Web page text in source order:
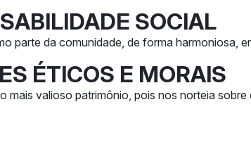
SOCIAL
parte da comunidade, de forma harmoniosa,
ÉTICOS E MORAIS
mais valioso patrimônio, pois nos norteia